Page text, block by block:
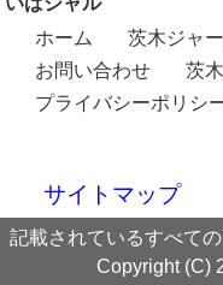
ホーム
茨木ジャ
お問い合わせ
茨
プライバシーポリシ
サイトマップ
記載されているすべて
Copyright (C)